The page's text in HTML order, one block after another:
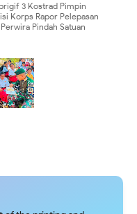
3 Kostrad Pimpin
Korps Rapor Pelepasan
Perwira Pindah Satuan